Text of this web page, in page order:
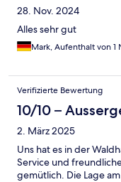
28. Nov. 2024
Alles sehr gut
Mark, Aufenthalt von 1
Verifizierte Bewertung
10/10 –
2. März 2025
Uns hat es in der
Service und
gemütlich. Die Lage